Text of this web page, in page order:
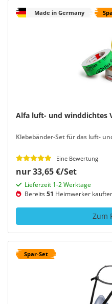
Made in Germany
Alfa luft- und winddichtes
Klebebänder-Set für das luft-
Eine Bewertung
nur 33,65 €/Set
Lieferzeit 1-2 Werktage
Bereits51 Heimwerker
Zum
Spar-Set